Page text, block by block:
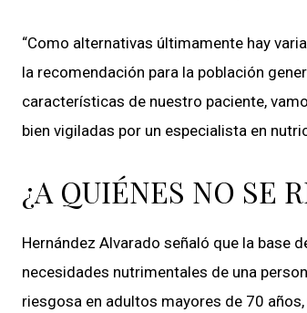
“Como alternativas últimamente hay
la recomendación para la población
características de nuestro paciente,
bien vigiladas por un especialista en
¿A QUIÉNES NO SE
Hernández Alvarado señaló que la base
necesidades nutrimentales de una
riesgosa en adultos mayores de 70